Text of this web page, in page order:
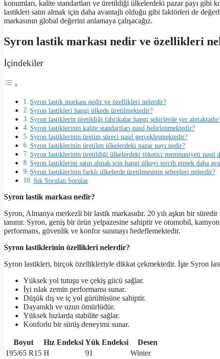
konumları, kalite standartları ve üretildiği ülkelerdeki pazar payı gibi
lastikleri satın almak için daha avantajlı olduğu gibi faktörleri de
markasının global değerini anlamaya çalışacağız.
Syron lastik markası nedir ve özellikleri
İçindekiler
Syron lastik markası nedir ve özellikleri nelerdir?
Syron lastikleri hangi ülkede üretilmektedir?
Syron lastiklerin üretildiği fabrikalar hangi şehirlerde yer
Syron lastiklerinin kalite standartları nasıl belirlenmektedir?
Syron lastiklerinin üretim süreci nasıl gerçekleşmektedir?
Syron lastiklerinin üretilen ülkelerdeki pazar payı nedir?
Syron lastiklerinin üretildiği ülkelerdeki tüketici memnuniyeti nasıl
Syron lastiklerini satın almak için hangi ülkeyi tercih etmek daha
Syron lastiklerinin farklı ülkelerde üretilmesinin sebepleri nelerdir?
Sık Sorulan Sorular
Syron lastik markası nedir?
Syron, Almanya merkezli bir lastik markasıdır. 20 yılı aşkın bir
tanınır. Syron, geniş bir ürün yelpazesine sahiptir ve otomobil,
performans, güvenlik ve konfor sunmayı hedeflemektedir.
Syron lastiklerinin özellikleri nelerdir?
Syron lastikleri, birçok özellikleriyle dikkat çekmektedir. İşte Syron
Yüksek yol tutuşu ve çekiş gücü sağlar.
İyi ıslak zemin performansı sunar.
Düşük dış ve iç yol gürültüsüne sahiptir.
Dayanıklı ve uzun ömürlüdür.
Yüksek hızlarda stabilite sağlar.
Konforlu bir sürüş deneyimi sunar.
Boyut Hız Endeksi Yük Endeksi
Desen
195/65 R15 H 91
Winter